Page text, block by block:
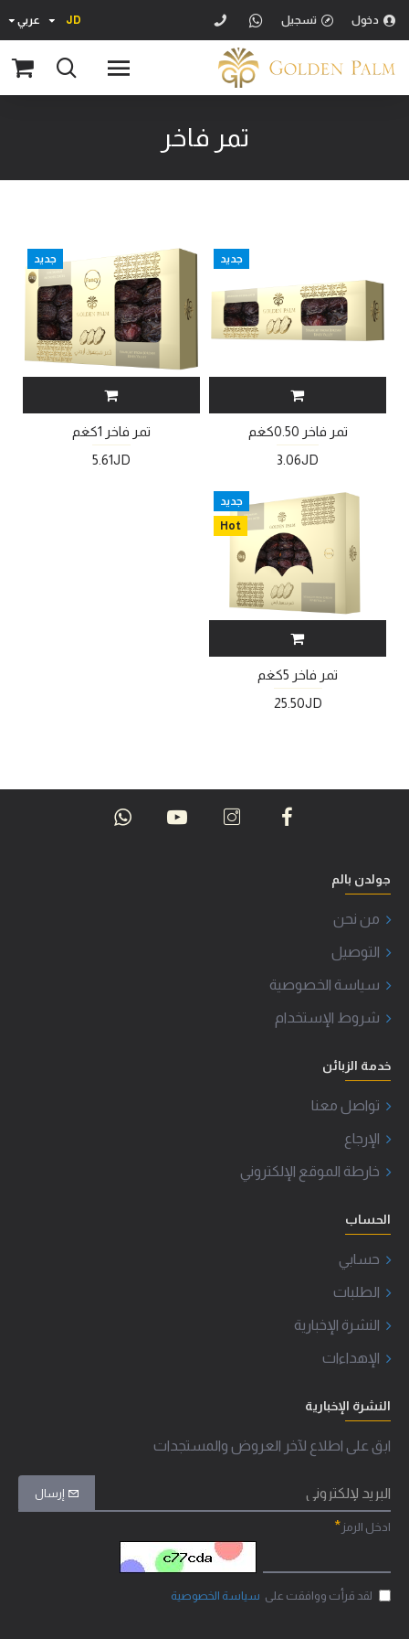
دخول تسجيل JD عربي
تمر فاخر
جديد
تمر فاخر 0.50كغم
3.06JD
جديد
تمر فاخر 1كغم
5.61JD
جديد
Hot
تمر فاخر 5كغم
25.50JD
جولدن بالم
من نحن
التوصيل
سياسة الخصوصية
شروط الإستخدام
خدمة الزبائن
تواصل معنا
الإرجاع
خارطة الموقع الإلكتروني
الحساب
حسابي
الطلبات
النشرة الإخبارية
الإهداءات
النشرة الإخبارية
ابق على اطلاع لآخر العروض والمستجدات
إرسال
ادخل الرمز
لقد قرأت ووافقت على سياسة الخصوصية